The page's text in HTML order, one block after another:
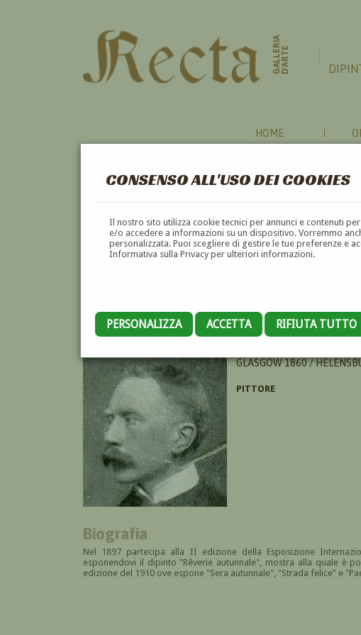
CONSENSO ALL'USO DEI COOKIES
Il nostro sito utilizza cookie tecnici per annunci e contenuti
e/o accedere a informazioni su un dispositivo. Vorremmo
personalizzata. Puoi scegliere di gestire le tue preferenze e
Informativa sulla Privacy per ulteriori informazioni.
PERSONALIZZA ACCETTA RIFIUTA TUTTO
GALLERIAD'ARTE
HOME
JAMES WHITELAW HAMILTON
GLASGOW 1860 /
PITTORE
Biografia
Nel 1897 partecipa alla II edizione della Esposizione
esponendovi il dipinto "Rêverie autunnale", mostra alla quale è
edizione del 1910 ove espone "Sera autunnale", "Strada felice" e